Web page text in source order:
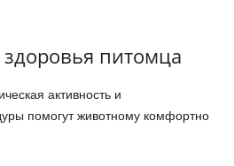
питомца
активность и
помогут животному комфортно